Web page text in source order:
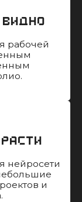
видно
рабочей
нейросети
и